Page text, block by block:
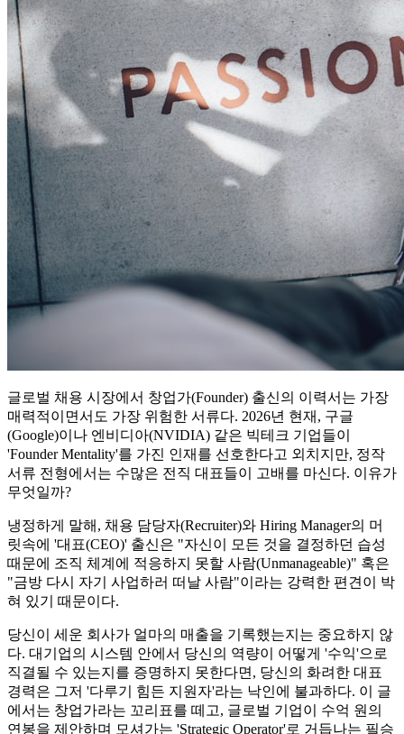
글로벌 채용 시장에서 창업가(Founder) 출신의 이력서는 가장
매력적이면서도 가장 위험한 서류다. 2026년 현재, 구글
(Google)이나 엔비디아(NVIDIA) 같은 빅테크 기업들이
'Founder Mentality'를 가진 인재를 선호한다고 외치지만, 정작
서류 전형에서는 수많은 전직 대표들이 고배를 마신다. 이유가
무엇일까?
냉정하게 말해, 채용 담당자(Recruiter)와 Hiring Manager의 머
릿속에 '대표(CEO)' 출신은 "자신이 모든 것을 결정하던 습성
때문에 조직 체계에 적응하지 못할 사람(Unmanageable)" 혹은
"금방 다시 자기 사업하러 떠날 사람"이라는 강력한 편견이 박
혀 있기 때문이다.
당신이 세운 회사가 얼마의 매출을 기록했는지는 중요하지 않
다. 대기업의 시스템 안에서 당신의 역량이 어떻게 '수익'으로
직결될 수 있는지를 증명하지 못한다면, 당신의 화려한 대표
경력은 그저 '다루기 힘든 지원자'라는 낙인에 불과하다. 이 글
에서는 창업가라는 꼬리표를 떼고, 글로벌 기업이 수억 원의
연봉을 제안하며 모셔가는 'Strategic Operator'로 거듭나는 필승